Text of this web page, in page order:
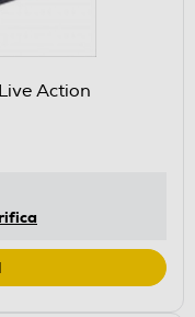
Action